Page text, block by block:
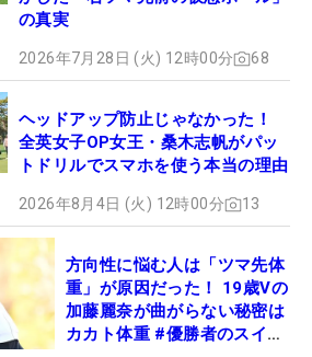
の真実
2026年7月28日 (火) 12時00分 68
ヘッドアップ防止じゃなかった！
全英女子OP女王・桑木志帆がパッ
トドリルでスマホを使う本当の理由
2026年8月4日 (火) 12時00分 13
方向性に悩む人は「ツマ先体
重」が原因だった！ 19歳Vの
加藤麗奈が曲がらない秘密は
カカト体重 #優勝者のスイン